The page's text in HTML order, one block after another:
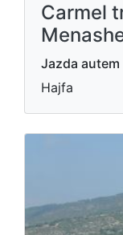
Carmel
Jazda
Hajfa